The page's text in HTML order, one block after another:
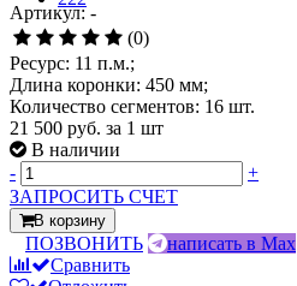
Артикул: -
(0)
Ресурс: 11 п.м.;
Длина коронки: 450 мм;
Количество сегментов: 16 шт.
21 500 руб. за 1 шт
В наличии
-
+
ЗАПРОСИТЬ СЧЕТ
В корзину
ПОЗВОНИТЬ
написать в Max
Сравнить